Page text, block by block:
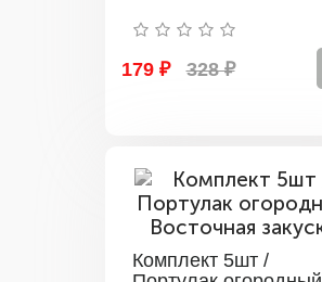
179 ₽ 328 ₽
Комплект 5шт /